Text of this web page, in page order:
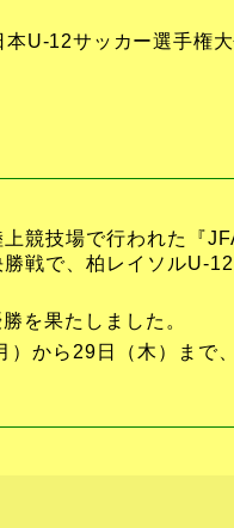
U-12サッカー選手権
競技場で行われた『
戦で、柏レイソルU-
を果たしました。
）から29日（木）まで